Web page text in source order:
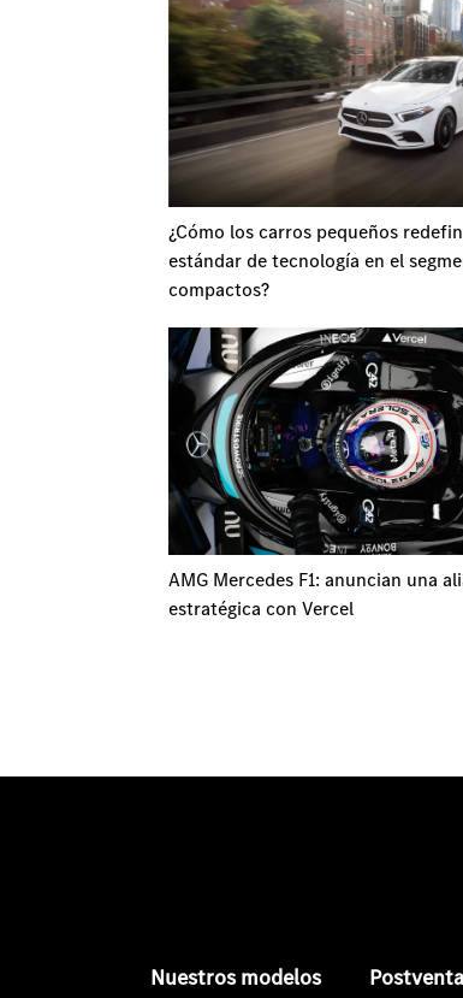
¿Cómo los carros pequeños
estándar de tecnología en el
compactos?
AMG Mercedes F1: anuncian una
estratégica con Vercel
Nuestros modelos Postventa